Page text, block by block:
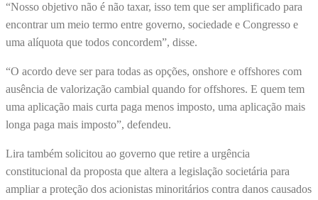
“Nosso objetivo não é não taxar, isso tem que ser amplificado para
encontrar um meio termo entre governo, sociedade e Congresso e
uma alíquota que todos concordem”, disse.
“O acordo deve ser para todas as opções, onshore e offshores com
ausência de valorização cambial quando for offshores. E quem tem
uma aplicação mais curta paga menos imposto, uma aplicação mais
longa paga mais imposto”, defendeu.
Lira também solicitou ao governo que retire a urgência
constitucional da proposta que altera a legislação societária para
ampliar a proteção dos acionistas minoritários contra danos causados